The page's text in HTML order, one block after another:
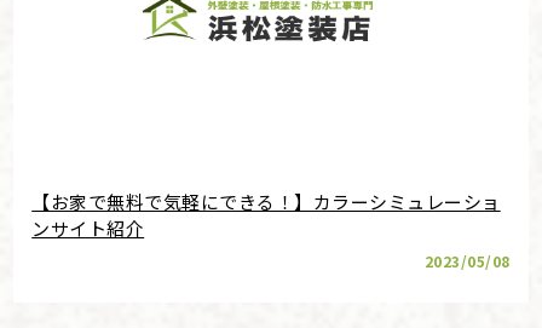
【お家で無料で気軽にできる！】カラーシミュレーショ
ンサイト紹介
2023/05/08